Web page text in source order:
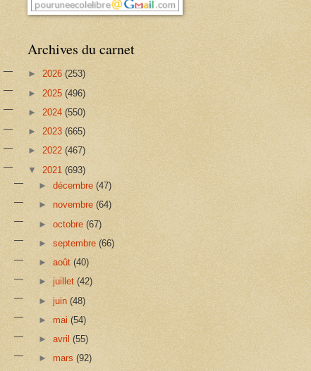
Archives du carnet
► 2026 (253)
► 2025 (496)
► 2024 (550)
► 2023 (665)
► 2022 (467)
▼ 2021 (693)
►décembre(47)
►novembre(64)
►octobre(67)
►septembre(66)
►août(40)
►juillet(42)
►juin(48)
►mai(54)
►avril(55)
► mars(92)